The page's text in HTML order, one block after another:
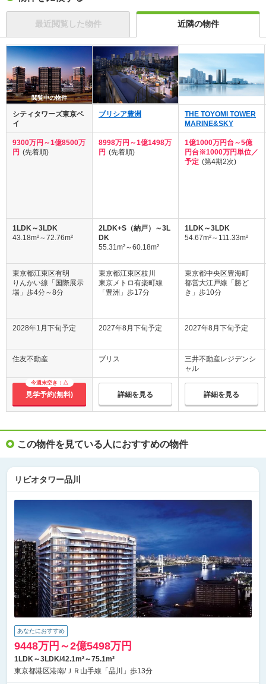
最近閲覧した物件 近隣の物件
閲覧中の物件
シティタワーズ東京ベ
イ
9300万円～1億8500万
円 (先着順)
1LDK～3LDK
43.18m²～72.76m²
東京都江東区有明
りんかい線「国際展示
場」歩4分～8分
2028年1月下旬予定
住友不動産
今週末空き：△
見学予約(無料)
ブリシア豊洲
8998万円～1億1498万
円 (先着順)
2LDK+S（納戸）～3L
DK
55.31m²～60.18m²
東京都江東区枝川
東京メトロ有楽町線
「豊洲」歩17分
2027年8月下旬予定
ブリス
詳細を見る
THE TOYOMI TOWER
MARINE&SKY
1億1000万円台～5億
円台※1000万円単位／
予定 (第4期2次)
1LDK～3LDK
54.67m²～111.33m²
東京都中央区豊海町
都営大江戸線「勝ど
き」歩10分
2027年8月下旬予定
三井不動産レジデンシ
ャル
詳細を見る
この物件を見ている人におすすめの物件
リビオタワー品川
あなたにおすすめ
9448万円～2億5498万円
1LDK～3LDK/42.1m²～75.1m²
東京都港区港南/ＪＲ山手線「品川」歩13分